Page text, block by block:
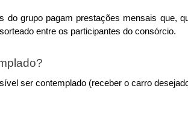
do grupo pagam prestações mensais que,
entre os participantes do consórcio.
ser contemplado (receber o carro